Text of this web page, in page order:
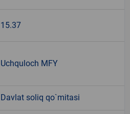
15.37
Uchquloch MFY
Davlat soliq qo`mitasi